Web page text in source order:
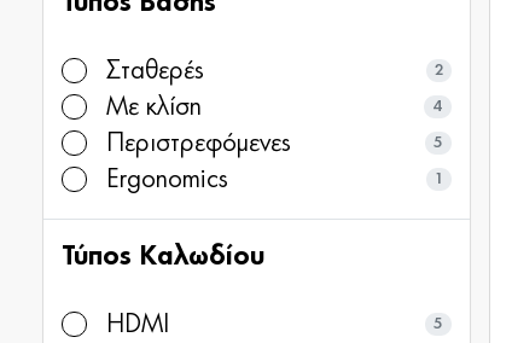
Σταθερές 2
Με κλίση 4
Περιστρεφόμενες 5
Ergonomics 1
Τύπος Καλωδίου
HDMI 5